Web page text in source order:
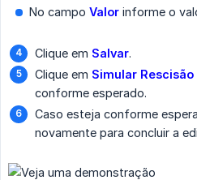
No campo Valor informe o
Clique em Salvar.
Clique em Simular Rescisão
conforme esperado.
Caso esteja conforme
novamente para concluir a